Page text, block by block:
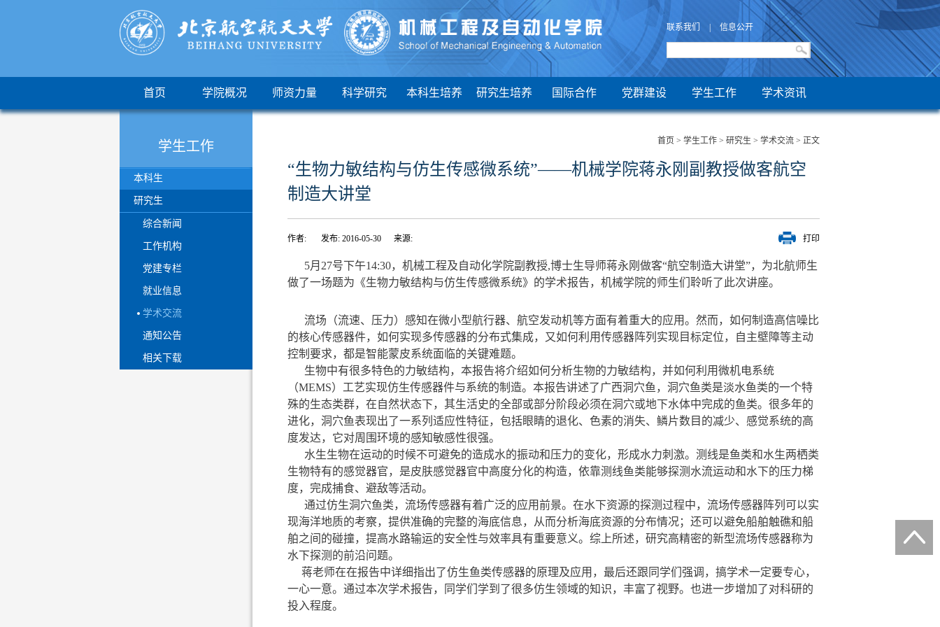
联系我们 信息公开
首页 学院概况 师资力量 科学研究 本科生培养 研究生培养 国际合作 党群建设 学生工作 学术资讯
学生工作
本科生
研究生
综合新闻
工作机构
党建专栏
就业信息
学术交流
通知公告
相关下载
首页 > 学生工作 > 研究生 > 学术交流 > 正文
“生物力敏结构与仿生传感微系统”——机械学院蒋永刚副教授做客航空
制造大讲堂
作者: 发布: 2016-05-30 来源: 打印
5月27号下午14:30，机械工程及自动化学院副教授,博士生导师蒋永刚做客“航空制造大讲堂”，为北航师生
做了一场题为《生物力敏结构与仿生传感微系统》的学术报告，机械学院的师生们聆听了此次讲座。
流场（流速、压力）感知在微小型航行器、航空发动机等方面有着重大的应用。然而，如何制造高信噪比
的核心传感器件，如何实现多传感器的分布式集成，又如何利用传感器阵列实现目标定位，自主壁障等主动
控制要求，都是智能蒙皮系统面临的关键难题。
生物中有很多特色的力敏结构，本报告将介绍如何分析生物的力敏结构，并如何利用微机电系统
（MEMS）工艺实现仿生传感器件与系统的制造。本报告讲述了广西洞穴鱼，洞穴鱼类是淡水鱼类的一个特
殊的生态类群，在自然状态下，其生活史的全部或部分阶段必须在洞穴或地下水体中完成的鱼类。很多年的
进化，洞穴鱼表现出了一系列适应性特征，包括眼睛的退化、色素的消失、鳞片数目的减少、感觉系统的高
度发达，它对周围环境的感知敏感性很强。
水生生物在运动的时候不可避免的造成水的振动和压力的变化，形成水力刺激。测线是鱼类和水生两栖类
生物特有的感觉器官，是皮肤感觉器官中高度分化的构造，依靠测线鱼类能够探测水流运动和水下的压力梯
度，完成捕食、避敌等活动。
通过仿生洞穴鱼类，流场传感器有着广泛的应用前景。在水下资源的探测过程中，流场传感器阵列可以实
现海洋地质的考察，提供准确的完整的海底信息，从而分析海底资源的分布情况；还可以避免船舶触礁和船
舶之间的碰撞，提高水路输运的安全性与效率具有重要意义。综上所述，研究高精密的新型流场传感器称为
水下探测的前沿问题。
蒋老师在在报告中详细指出了仿生鱼类传感器的原理及应用，最后还跟同学们强调，搞学术一定要专心，
一心一意。通过本次学术报告，同学们学到了很多仿生领域的知识，丰富了视野。也进一步增加了对科研的
投入程度。